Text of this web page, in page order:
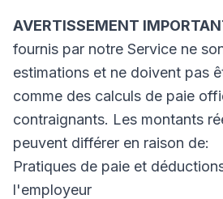
AVERTISSEMENT
fournis par notre Service ne
estimations et ne doivent pas
comme des calculs de paie
contraignants. Les montants
peuvent différer en raison de:
Pratiques de paie et
l'employeur